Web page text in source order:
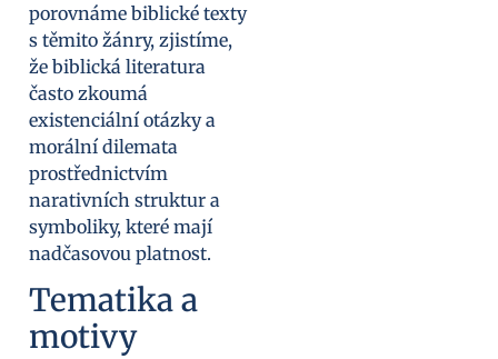
porovnáme biblické texty
s těmito žánry, zjistíme,
že biblická literatura
často zkoumá
existenciální otázky a
morální dilemata
prostřednictvím
narativních struktur a
symboliky, které mají
nadčasovou platnost.
Tematika a
motivy